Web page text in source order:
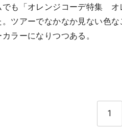
でも「オレンジコーデ特集 オ
。ツアーでなかなか見ない色
ラーになりつつある。
1